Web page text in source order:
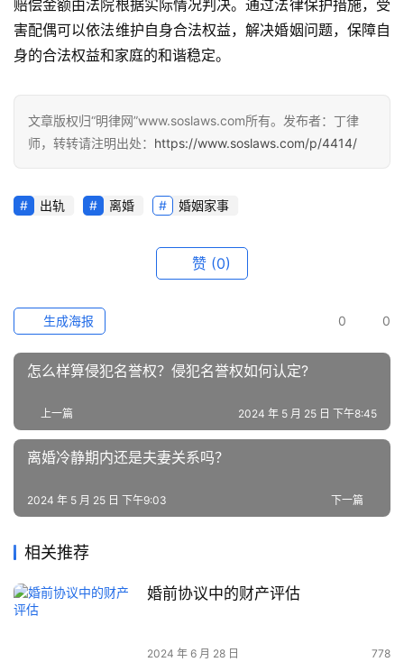
赔偿金额由法院根据实际情况判决。通过法律保护措施，受
害配偶可以依法维护自身合法权益，解决婚姻问题，保障自
身的合法权益和家庭的和谐稳定。
文章版权归“明律网”www.soslaws.com所有。发布者：丁律
师，转转请注明出处： https://www.soslaws.com/p/4414/
出轨 离婚 婚姻家事
赞 (0)
0 0
生成海报
怎么样算侵犯名誉权？侵犯名誉权如何认定?
上一篇 2024 年 5 月 25 日 下午8:45
离婚冷静期内还是夫妻关系吗？
下一篇
2024 年 5 月 25 日 下午9:03
相关推荐
婚前协议中的财产评估
2024 年 6 月 28 日 778